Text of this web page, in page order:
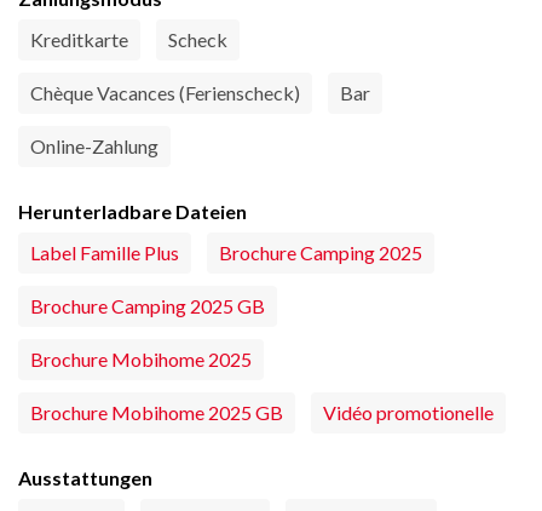
Kreditkarte
Scheck
Chèque Vacances (Ferienscheck) Bar
Online-Zahlung
Herunterladbare Dateien
Label Famille Plus
Brochure Camping 2025
Brochure Camping 2025 GB
Brochure Mobihome 2025
Brochure Mobihome 2025 GB Vidéo promotionelle
Ausstattungen